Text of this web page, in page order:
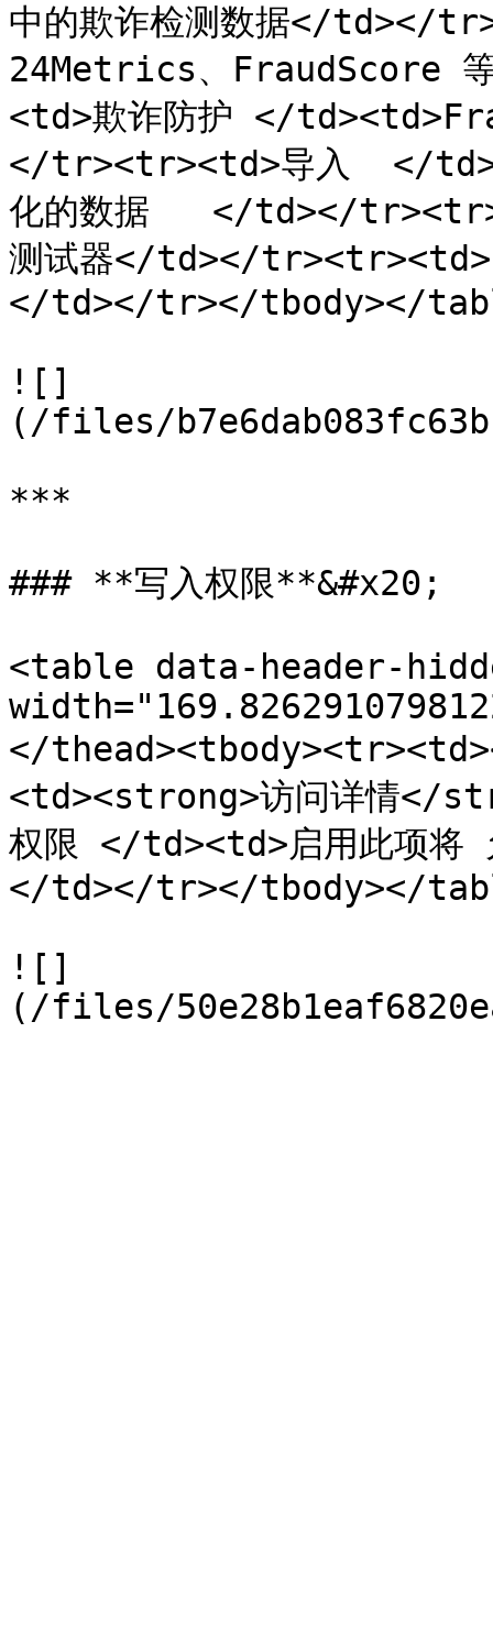
中的欺诈检测数据</td></
24Metrics、FraudScore
<td>欺诈防护 </
</tr><tr><td>导入  </
化的数据   </td></
测试器</td></tr><tr><td>
</td></tr></tbody></
![]
(/files/
***
### **写入权限**&#x20;
<table data-header-
</
<td><strong>访问详情</
权限 </td><td>启用此项将
</td></tr></tbody></
![]